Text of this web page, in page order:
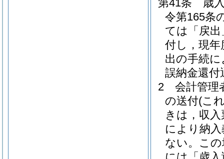
第41条
歳
令第165条
ては「戻
付し，現
出の手続
誤納金還
2
会計管理
の送付(こ
きは，収
により納
ない。 こ